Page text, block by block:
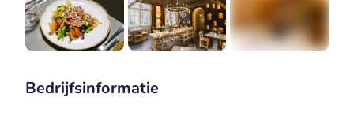
Bedrijfsinformatie